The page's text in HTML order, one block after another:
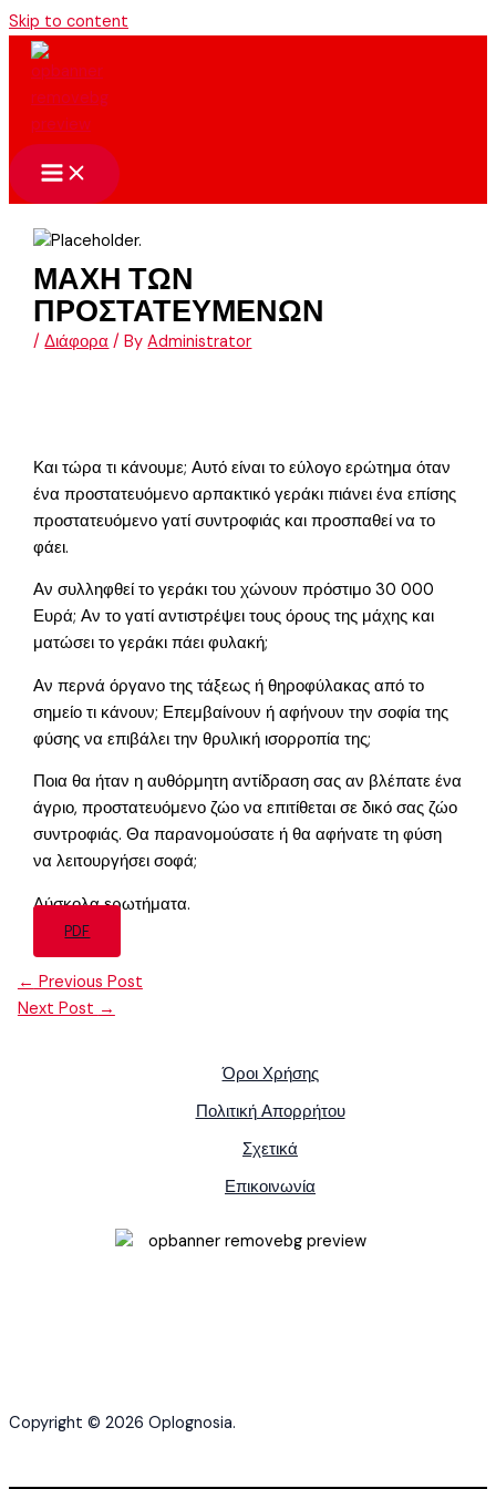
Skip to content
ΜΑΧΗ ΤΩΝ
ΠΡΟΣΤΑΤΕΥΜΕΝΩΝ
/Διάφορα / ByAdministrator
Και τώρα τι κάνουμε; Αυτό είναι το εύλογο ερώτημα όταν
ένα προστατευόμενο αρπακτικό γεράκι πιάνει ένα επίσης
προστατευόμενο γατί συντροφιάς και προσπαθεί να το
φάει.
Αν συλληφθεί το γεράκι του χώνουν πρόστιμο 30 000
Ευρά; Αν το γατί αντιστρέψει τους όρους της μάχης και
ματώσει το γεράκι πάει φυλακή;
Αν περνά όργανο της τάξεως ή θηροφύλακας από το
σημείο τι κάνουν; Επεμβαίνουν ή αφήνουν την σοφία της
φύσης να επιβάλει την θρυλική ισορροπία της;
Ποια θα ήταν η αυθόρμητη αντίδραση σας αν βλέπατε ένα
άγριο, προστατευόμενο ζώο να επιτίθεται σε δικό σας ζώο
συντροφιάς. Θα παρανομούσατε ή θα αφήνατε τη φύση
να λειτουργήσει σοφά;
Δύσκολα ερωτήματα.
PDF
← Previous Post
Next Post →
Όροι Χρήσης
Πολιτική Απορρήτου
Σχετικά
Επικοινωνία
Copyright © 2026 Oplognosia.